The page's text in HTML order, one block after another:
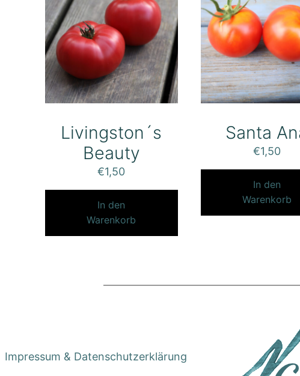
Livingston´s
Beauty
€1,50
In den
Warenkorb
Santa
€1,50
In den
Warenkorb
Impressum & Datenschutzerklärung